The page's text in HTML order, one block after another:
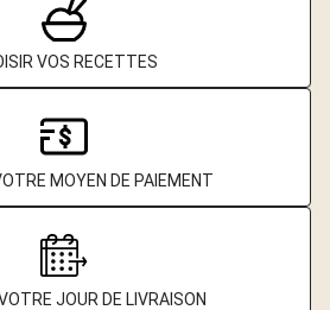
VOS RECETTES
MOYEN DE PAIEMENT
JOUR DE LIVRAISON